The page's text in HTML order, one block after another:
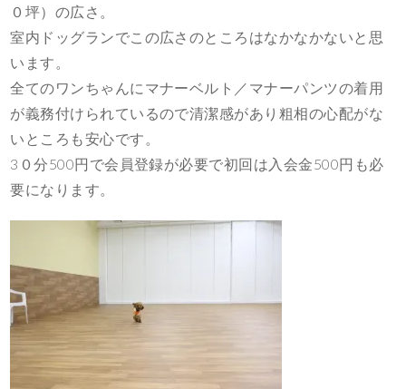
０坪）の広さ。
室内ドッグランでこの広さのところはなかなかないと思
います。
全てのワンちゃんにマナーベルト／マナーパンツの着用
が義務付けられているので清潔感があり粗相の心配がな
いところも安心です。
3０分500円で会員登録が必要で初回は入会金500円も必
要になります。